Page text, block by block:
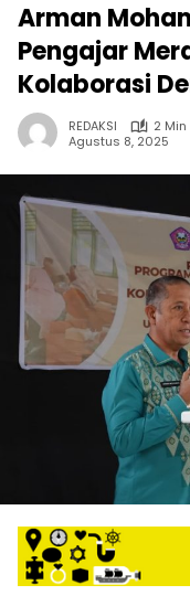
Arman
Pengajar
Kolaborasi
REDAKSI
2
Agustus 8, 2025